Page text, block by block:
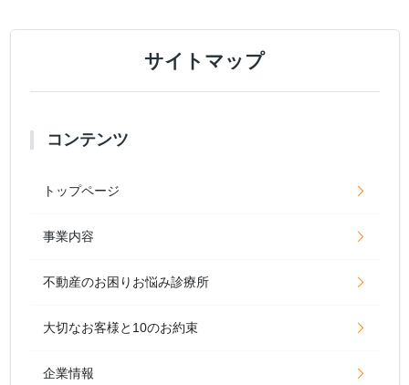
サイトマップ
コンテンツ
トップページ
事業内容
不動産のお困りお悩み診療所
大切なお客様と10のお約束
企業情報